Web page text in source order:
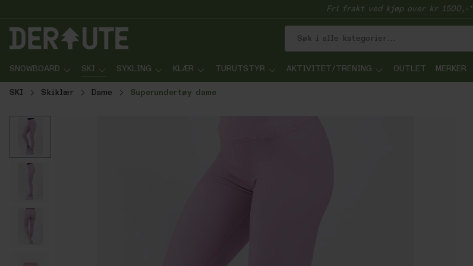
Fri frakt ved kjøp over kr 1500,-*
SNOWBOARD SKI SYKLING KLÆR TURUTSTYR AKTIVITET/TRENING OUTLET MERKER
SKI Skiklær Dame Superundertøy dame
Hopp over bildegalleri